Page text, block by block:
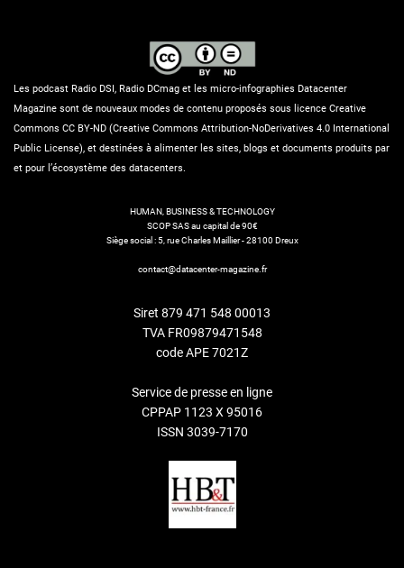
Les podcast Radio DSI, Radio DCmag et les micro-infographies Datacenter
Magazine sont de nouveaux modes de contenu proposés sous licence Creative
Commons CC BY-ND (Creative Commons Attribution-NoDerivatives 4.0 International
Public License), et destinées à alimenter les sites, blogs et documents produits par
et pour l’écosystème des datacenters.
HUMAN, BUSINESS & TECHNOLOGY
SCOP SAS au capital de 90€
Siège social : 5, rue Charles Maillier - 28100 Dreux
contact@datacenter-magazine.fr
Siret 879 471 548 00013
TVA FR09879471548
code APE 7021Z
Service de presse en ligne
CPPAP 1123 X 95016
ISSN 3039-7170